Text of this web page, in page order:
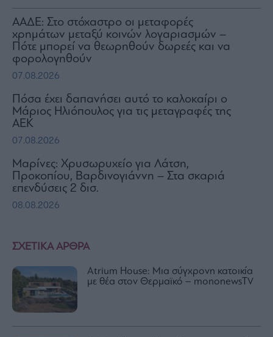
ΣΧΕΤΙΚΑ ΑΡΘΡΑ
Atrium House: Μια σύγχρονη κατοικία
με θέα στον Θερμαϊκό – mononewsTV
ΑΑΔΕ: Στο στόχαστρο οι μεταφορές
χρημάτων μεταξύ κοινών λογαριασμών –
Πότε μπορεί να θεωρηθούν δωρεές και να
φορολογηθούν
07.08.2026
Πόσα έχει δαπανήσει αυτό το καλοκαίρι ο
Μάριος Ηλιόπουλος για τις μεταγραφές της
ΑΕΚ
07.08.2026
Μαρίνες: Χρυσωρυχείο για Λάτση,
Προκοπίου, Βαρδινογιάννη – Στα σκαριά
επενδύσεις 2 δισ.
08.08.2026